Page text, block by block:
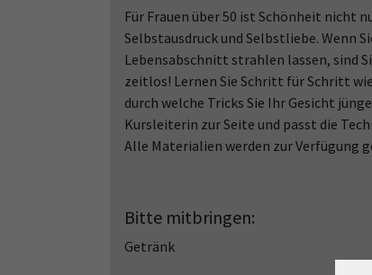
Für Frauen über 50 ist Schönheit nicht
Selbstausdruck und Selbstliebe. Wenn
Lebensabschnitt strahlen lassen, sind
zeitlos! Lernen Sie Schritt für Schritt
durch welche Tricks Sie Ihr Gesicht
Kursleiterin zur Seite und passt die
Alle Materialien werden zur Verfügung
Bitte mitbringen:
Getränk